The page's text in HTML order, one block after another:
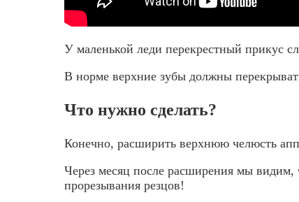
У маленькой леди перекрестный прикус
В норме верхние зубы должны
Что нужно сделать?
Конечно, расширить верхнюю челюсть
Через месяц после расширения мы видим,
прорезывания резцов!